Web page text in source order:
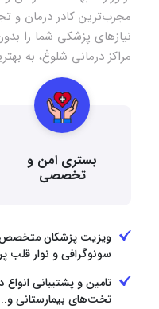
مجرب‌ترین کادر درمان و
نیازهای پزشکی شما را
مراکز درمانی شلوغ، به
بستری امن و
تخصصی
ویزیت پزشکان
سونوگرافی و نوار قلب
تامین و پشتیبانی انواع
تخت‌های بیمارستانی